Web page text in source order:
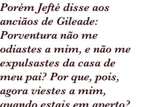
Porém Jefté disse aos
anciãos de Gileade:
Porventura não me
odiastes a mim, e não me
expulsastes da casa de
meu pai? Por que, pois,
agora viestes a mim,
quando estais em aperto?